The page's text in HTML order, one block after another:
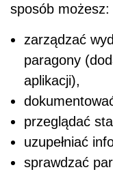
sposób możesz:
zarządzać
paragony
aplikacji),
przeglądać
uzupełniać
sprawdzać